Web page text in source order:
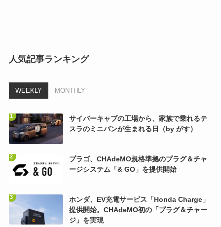
人気記事ランキング
WEEKLY MONTHLY
サイバーキャブの工場から、家族で乗れるテ
スラのミニバンが生まれる日（by がす）
プラゴ、CHAdeMO規格準拠のプラグ＆チャ
ージシステム「& GO」を提供開始
ホンダ、EV充電サービス「Honda Charge」
提供開始。CHAdeMO初の「プラグ＆チャー
ジ」を実現